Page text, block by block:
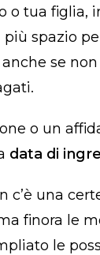
o tua figlia,
più spazio
se
o un
data di
c’è una
finora le
le